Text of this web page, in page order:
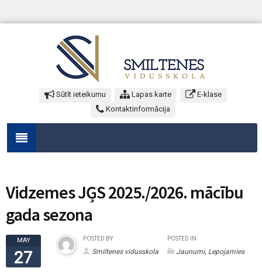
Sūtīt ieteikumu Lapas karte
E-klase
Kontaktinformācija
Vidzemes JĢS 2025./2026. mācību
gada sezona
MAY
27
POSTED BY
Smiltenes vidusskola
POSTED IN
Jaunumi, Lepojamies